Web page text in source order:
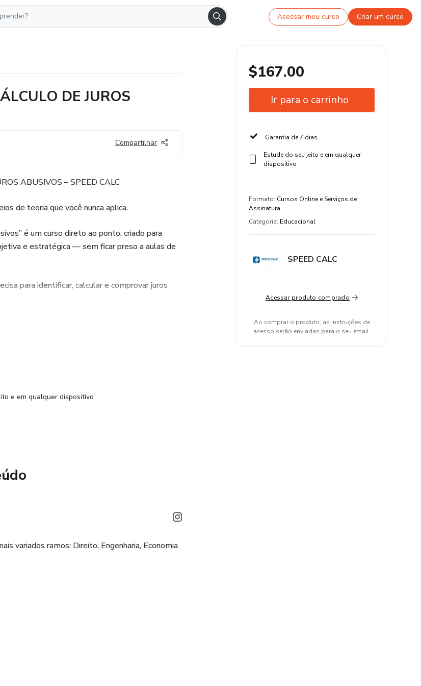
Acessar meu curso Criar um curso
DE JUROS
Compartilhar
ABUSIVOS – SPEED CALC
de teoria que você nunca aplica.
é um curso direto ao ponto, criado para
e estratégica — sem ficar preso a aulas de
para identificar, calcular e comprovar juros
na petição
e em qualquer dispositivo
variados ramos: Direito, Engenharia, Economia
$167.00
Ir para o carrinho
Garantia de 7 dias
Estude do seu jeito e em qualquer
dispositivo
Formato: Cursos Online e Serviços de
Assinatura
Categoria: Educacional
SPEED CALC
Acessar produto comprado
Ao comprar o produto, as instruções de
acesso serão enviadas para o seu email.